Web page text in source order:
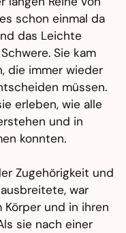
schon einmal da
das Leichte
Sie kam
die immer wieder
müssen.
erleben, wie alle
und in
konnten.
Zugehörigkeit und
war
und in ihren
sie nach einer